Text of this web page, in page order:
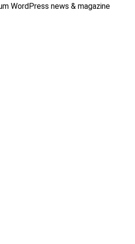
WordPress news & magazine